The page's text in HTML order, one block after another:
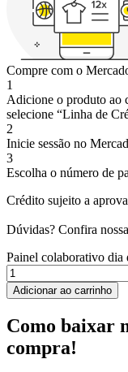
Compre com o
1
Adicione o produto ao
selecione “Linha de
2
Inicie sessão no
3
Escolha o número de
Crédito sujeito a
Dúvidas? Confira
Painel colaborativo dia
Adicionar ao carrinho
Como baixar
compra!